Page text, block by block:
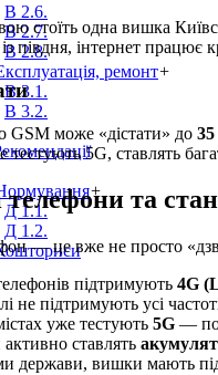
В 2.6.
В 2.7.
В 2.8.
ремонт+
В 3.1.
В 3.2.
+
Д 1.1.
Д 1.2.
стоїть одна вишка
із півдня, інтернет
GSM може «дістати» до
тестують 5G, ставлять
телефони та
— це вже не просто
підтримують 4G
не підтримують усі
уже тестують 5G —
ставлять
держави, вишки мають